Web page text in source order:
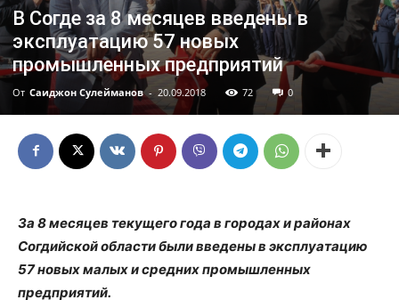
В Согде за 8 месяцев введены в
эксплуатацию 57 новых
промышленных предприятий
От Саиджон Сулейманов - 20.09.2018 72 0
За 8 месяцев текущего года в городах и районах
Согдийской области были введены в эксплуатацию
57 новых малых и средних промышленных
предприятий.